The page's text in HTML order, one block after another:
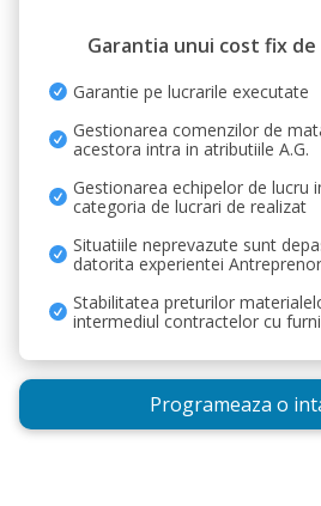
Garantia unui cost fix
Garantie pe lucrarile executate
Gestionarea comenzilor de
acestora intra in atributiile A.G.
Gestionarea echipelor de lucru
categoria de lucrari de realizat
Situatiile neprevazute sunt
datorita experientei
Stabilitatea preturilor
intermediul contractelor cu
Programeaza o